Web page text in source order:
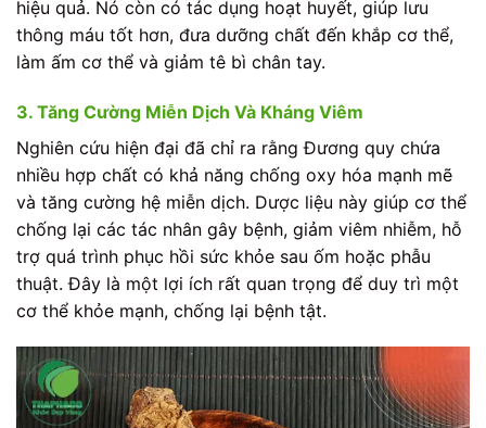
hiệu quả. Nó còn có tác dụng hoạt huyết, giúp lưu
thông máu tốt hơn, đưa dưỡng chất đến khắp cơ thể,
làm ấm cơ thể và giảm tê bì chân tay.
3. Tăng Cường Miễn Dịch Và Kháng Viêm
Nghiên cứu hiện đại đã chỉ ra rằng Đương quy chứa
nhiều hợp chất có khả năng chống oxy hóa mạnh mẽ
và tăng cường hệ miễn dịch. Dược liệu này giúp cơ thể
chống lại các tác nhân gây bệnh, giảm viêm nhiễm, hỗ
trợ quá trình phục hồi sức khỏe sau ốm hoặc phẫu
thuật. Đây là một lợi ích rất quan trọng để duy trì một
cơ thể khỏe mạnh, chống lại bệnh tật.